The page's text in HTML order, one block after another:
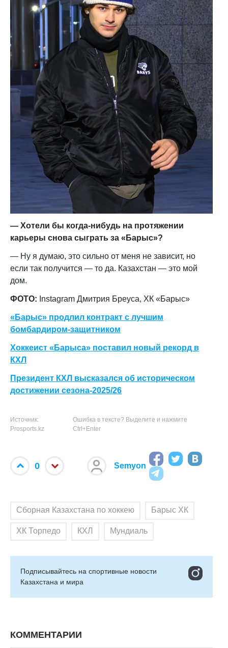
— Хотели бы когда-нибудь на протяжении
карьеры снова сыграть за «Барыс»?
— Ну я думаю, это сильно от меня не зависит, но
если так получится — то да. Казахстан — это мой
дом.
ФОТО: Instagram Дмитрия Бреуса, ХК «Барыс»
«Барыс» продлил контракт с лучшим
бомбардиром-защитником
Хоккеист «Барыса» поставил новый рекорд в
КХЛ
Президент КХЛ высказался об историческом
достижении сезона-2025/26
Источник:
Prosports.kz
Ошибка в тексте? Выделите и нажмите
Ctrl+Enter
0 Semyon
Сборная Казахстана по хоккею Барыс ХК
ХК Торпедо КХЛ Мундиаль
Подписывайтесь на cпортивные новости
Казахстана и мира
КОММЕНТАРИИ